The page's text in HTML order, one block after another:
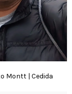
Montt | Cedida